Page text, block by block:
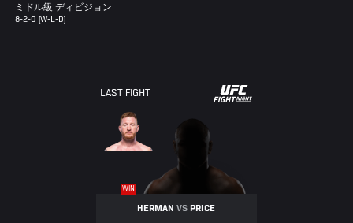
ミドル級 ディビジョン
8-2-0 (W-L-D)
LAST FIGHT
UFC
WIN
HERMANVS PRICE